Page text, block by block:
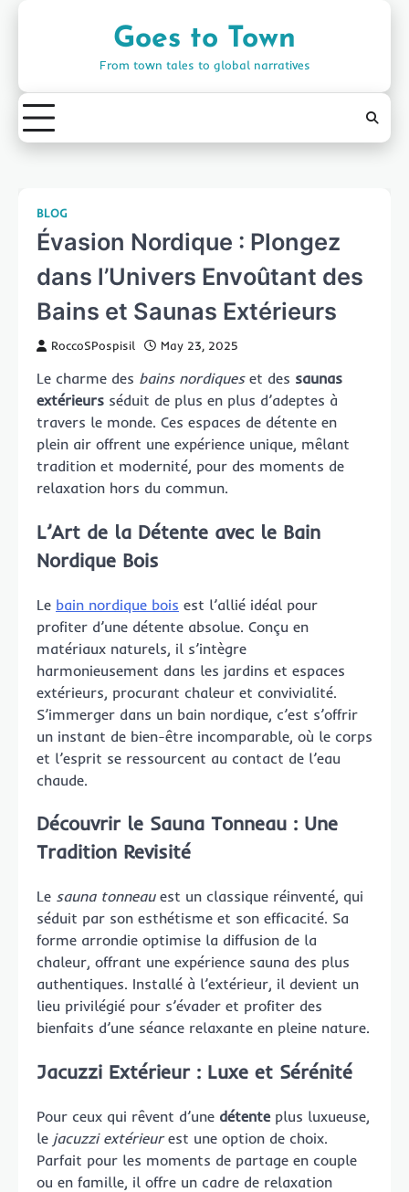
Goes to Town
From town tales to global narratives
BLOG
Évasion Nordique : Plongez
dans l’Univers Envoûtant des
Bains et Saunas Extérieurs
RoccoSPospisil May 23, 2025
Le charme des bains nordiqueset des saunas
extérieurs séduit de plus en plus d’adeptes à
travers le monde. Ces espaces de détente en
plein air offrent une expérience unique, mêlant
tradition et modernité, pour des moments de
relaxation hors du commun.
L’Art de la Détente avec le Bain
Nordique Bois
Le bain nordique bois est l’allié idéal pour
profiter d’une détente absolue. Conçu en
matériaux naturels, il s’intègre
harmonieusement dans les jardins et espaces
extérieurs, procurant chaleur et convivialité.
S’immerger dans un bain nordique, c’est s’offrir
un instant de bien-être incomparable, où le corps
et l’esprit se ressourcent au contact de l’eau
chaude.
Découvrir le Sauna Tonneau : Une
Tradition Revisité
Le sauna tonneauest un classique réinventé, qui
séduit par son esthétisme et son efficacité. Sa
forme arrondie optimise la diffusion de la
chaleur, offrant une expérience sauna des plus
authentiques. Installé à l’extérieur, il devient un
lieu privilégié pour s’évader et profiter des
bienfaits d’une séance relaxante en pleine nature.
Jacuzzi Extérieur : Luxe et Sérénité
Pour ceux qui rêvent d’une détenteplus luxueuse,
le jacuzzi extérieurest une option de choix.
Parfait pour les moments de partage en couple
ou en famille, il offre un cadre de relaxation